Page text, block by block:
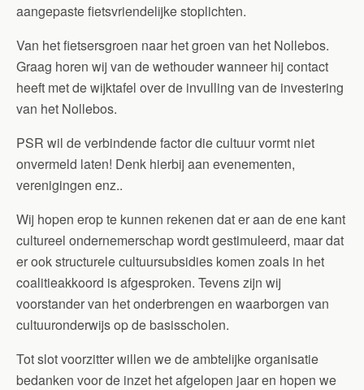
aangepaste fietsvriendelijke stoplichten.
Van het fietsersgroen naar het groen van het Nollebos.
Graag horen wij van de wethouder wanneer hij contact
heeft met de wijktafel over de invulling van de investering
van het Nollebos.
PSR wil de verbindende factor die cultuur vormt niet
onvermeld laten! Denk hierbij aan evenementen,
verenigingen enz..
Wij hopen erop te kunnen rekenen dat er aan de ene kant
cultureel ondernemerschap wordt gestimuleerd, maar dat
er ook structurele cultuursubsidies komen zoals in het
coalitieakkoord is afgesproken. Tevens zijn wij
voorstander van het onderbrengen en waarborgen van
cultuuronderwijs op de basisscholen.
Tot slot voorzitter willen we de ambtelijke organisatie
bedanken voor de inzet het afgelopen jaar en hopen we